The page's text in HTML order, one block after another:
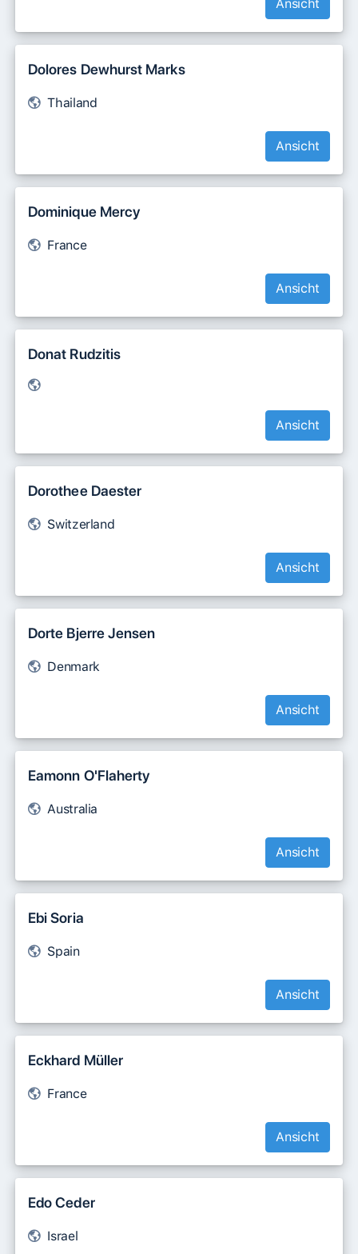
Ansicht
Dolores Dewhurst Marks
Thailand
Ansicht
Dominique Mercy
France
Ansicht
Donat Rudzitis
Ansicht
Dorothee Daester
Switzerland
Ansicht
Dorte Bjerre Jensen
Denmark
Ansicht
Eamonn O'Flaherty
Australia
Ansicht
Ebi Soria
Spain
Ansicht
Eckhard Müller
France
Ansicht
Edo Ceder
Israel